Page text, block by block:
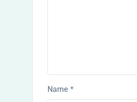
Name *